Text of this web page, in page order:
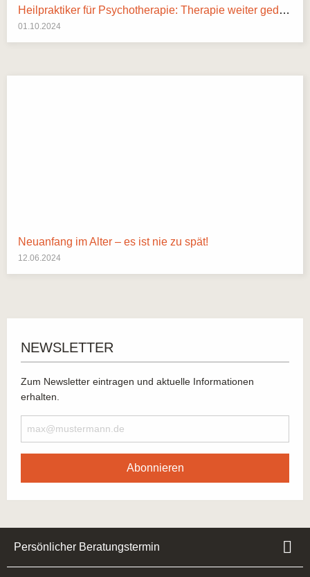
Heilpraktiker für Psychotherapie: Therapie weiter gedacht
01.10.2024
Neuanfang im Alter – es ist nie zu spät!
12.06.2024
NEWSLETTER
Zum Newsletter eintragen und aktuelle Informationen
erhalten.
Abonnieren
Persönlicher Beratungstermin